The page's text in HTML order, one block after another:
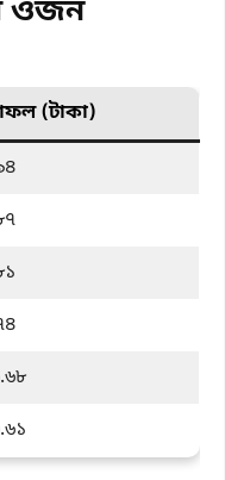
ওজন
(টাকা)